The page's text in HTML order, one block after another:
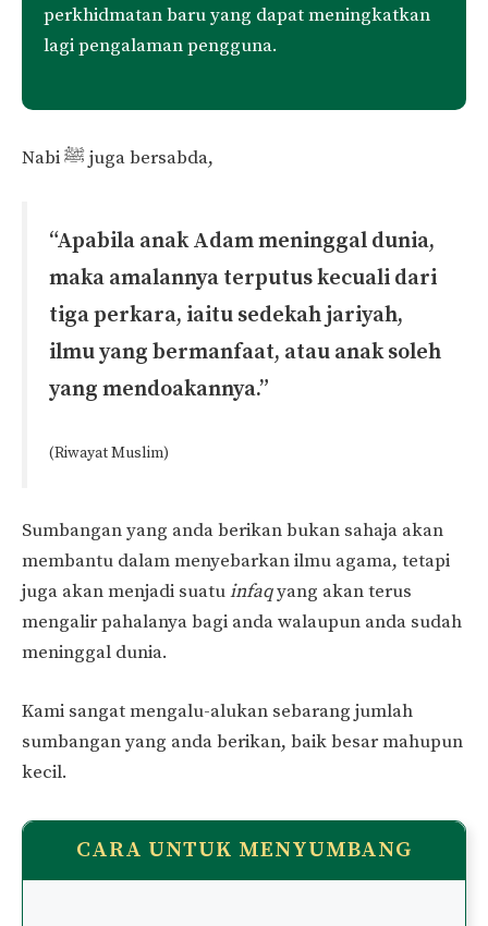
perkhidmatan baru yang dapat meningkatkan
lagi pengalaman pengguna.
Nabi ﷺ juga bersabda,
“Apabila anak Adam meninggal dunia,
maka amalannya terputus kecuali dari
tiga perkara, iaitu sedekah jariyah,
ilmu yang bermanfaat, atau anak soleh
yang mendoakannya.”
(Riwayat Muslim)
Sumbangan yang anda berikan bukan sahaja akan
membantu dalam menyebarkan ilmu agama, tetapi
juga akan menjadi suatuinfaqyang akan terus
mengalir pahalanya bagi anda walaupun anda sudah
meninggal dunia.
Kami sangat mengalu-alukan sebarang jumlah
sumbangan yang anda berikan, baik besar mahupun
kecil.
CARA UNTUK MENYUMBANG